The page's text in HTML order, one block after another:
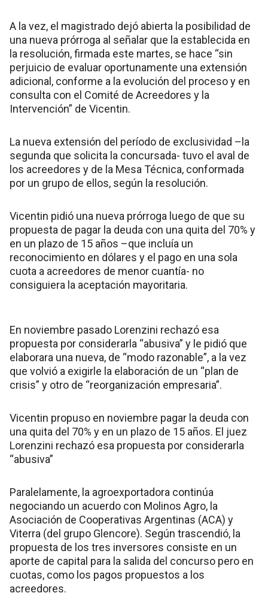
A la vez, el magistrado dejó abierta la posibilidad de
una nueva prórroga al señalar que la establecida en
la resolución, firmada este martes, se hace “sin
perjuicio de evaluar oportunamente una extensión
adicional, conforme a la evolución del proceso y en
consulta con el Comité de Acreedores y la
Intervención” de Vicentin.
La nueva extensión del período de exclusividad –la
segunda que solicita la concursada- tuvo el aval de
los acreedores y de la Mesa Técnica, conformada
por un grupo de ellos, según la resolución.
Vicentin pidió una nueva prórroga luego de que su
propuesta de pagar la deuda con una quita del 70% y
en un plazo de 15 años –que incluía un
reconocimiento en dólares y el pago en una sola
cuota a acreedores de menor cuantía- no
consiguiera la aceptación mayoritaria.
En noviembre pasado Lorenzini rechazó esa
propuesta por considerarla “abusiva” y le pidió que
elaborara una nueva, de “modo razonable”, a la vez
que volvió a exigirle la elaboración de un “plan de
crisis” y otro de “reorganización empresaria”.
Vicentin propuso en noviembre pagar la deuda con
una quita del 70% y en un plazo de 15 años. El juez
Lorenzini rechazó esa propuesta por considerarla
“abusiva”
Paralelamente, la agroexportadora continúa
negociando un acuerdo con Molinos Agro, la
Asociación de Cooperativas Argentinas (ACA) y
Viterra (del grupo Glencore). Según trascendió, la
propuesta de los tres inversores consiste en un
aporte de capital para la salida del concurso pero en
cuotas, como los pagos propuestos a los
acreedores.